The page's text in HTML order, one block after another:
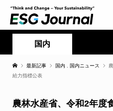
国内
最新記事 国内 国内ニュース
給力指標公表
農林水産省、令和2年度